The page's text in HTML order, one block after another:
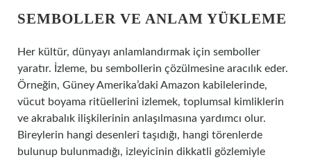
SEMBOLLER VE ANLAM YÜKLEME
Her kültür, dünyayı anlamlandırmak için semboller
yaratır. İzleme, bu sembollerin çözülmesine aracılık eder.
Örneğin, Güney Amerika’daki Amazon kabilelerinde,
vücut boyama ritüellerini izlemek, toplumsal kimliklerin
ve akrabalık ilişkilerinin anlaşılmasına yardımcı olur.
Bireylerin hangi desenleri taşıdığı, hangi törenlerde
bulunup bulunmadığı, izleyicinin dikkatli gözlemiyle